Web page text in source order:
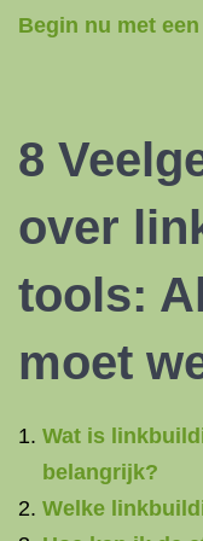
Begin nu met
8
over
tools:
moet
Wat is
belangrijk?
Welke